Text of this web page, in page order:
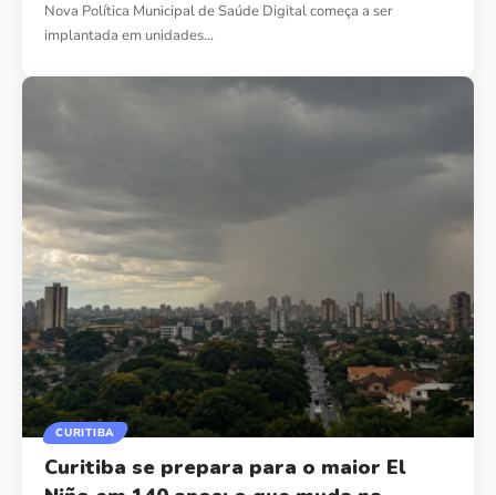
Nova Política Municipal de Saúde Digital começa a ser
implantada em unidades…
CURITIBA
Curitiba se prepara para o maior El